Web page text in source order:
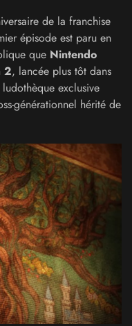
de la franchise
épisode est paru en
que Nintendo
2, lancée plus tôt dans
exclusive
générationnel hérité de